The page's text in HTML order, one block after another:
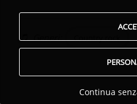
Generi: Country rock
Continua